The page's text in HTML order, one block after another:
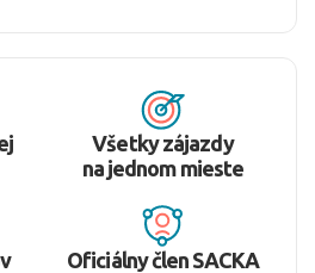
Všetky zájazdy
na jednom mieste
Oficiálny člen SACKA